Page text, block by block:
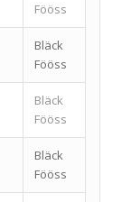
Fööss
Bläck
Fööss
Bläck
Fööss
Bläck
Fööss